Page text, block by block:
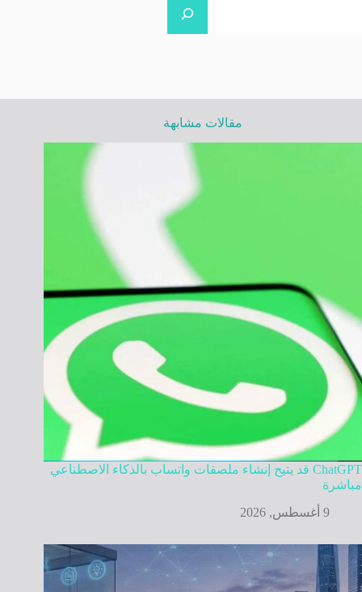
مقالات مشابهة
ChatGPT قد يتيح إنشاء ملصقات واتساب بالذكاء الاصطناعي
مباشرة
9 أغسطس, 2026